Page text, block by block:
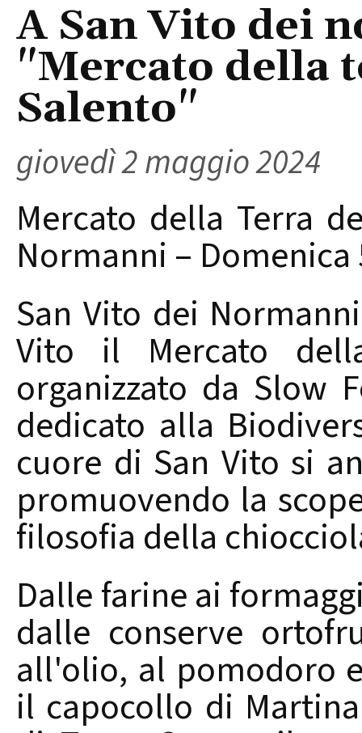
A San Vito dei
"Mercato della
Salento"
giovedì 2 maggio 2024
Mercato della Terra
Normanni – Domenica
San Vito dei
Vito il Mercato
organizzato da Slow
dedicato alla
cuore di San Vito si
promuovendo la
filosofia della
Dalle farine ai
dalle conserve
all'olio, al pomodoro
il capocollo di